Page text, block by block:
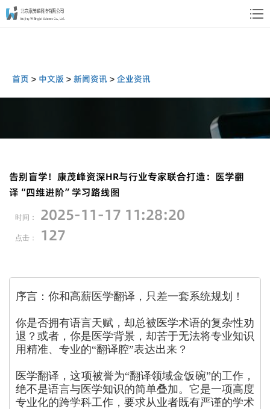
首页 > 中文版 > 新闻资讯 > 企业资讯
新闻资讯
News
" 您可以通过以下新闻与公司动态进一步了解
告别盲学！康茂峰资深HR与行业专家联合打造：医学翻
译“四维进阶”学习路线图
时间： 2025-11-17 11:28:20
点击： 127
序言：你和高薪医学翻译，只差一套系统规划！
你是否拥有语言天赋，却总被医学术语的复杂性劝
退？或者，你是医学背景，却苦于无法将专业知识
用精准、专业的“翻译腔”表达出来？
医学翻译，这项被誉为“翻译领域金饭碗”的工作，
绝不是语言与医学知识的简单叠加。它是一项高度
专业化的跨学科工作，要求从业者既有严谨的学术